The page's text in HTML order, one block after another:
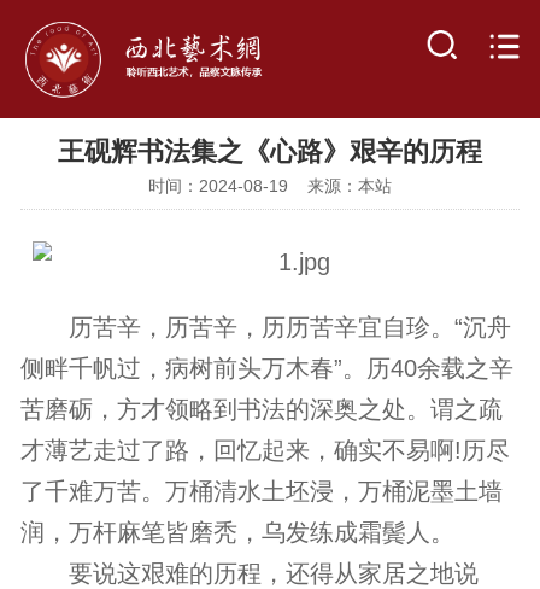
王砚辉书法集之《心路》艰辛的历程
时间：2024-08-19 来源：本站
历苦辛，历苦辛，历历苦辛宜自珍。“沉舟
侧畔千帆过，病树前头万木春”。历40余载之辛
苦磨砺，方才领略到书法的深奥之处。谓之疏
才薄艺走过了路，回忆起来，确实不易啊!历尽
了千难万苦。万桶清水土坯浸，万桶泥墨土墙
润，万杆麻笔皆磨秃，乌发练成霜鬓人。
要说这艰难的历程，还得从家居之地说